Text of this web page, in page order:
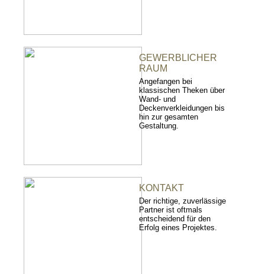
GEWERBLICHER
RAUM
Angefangen bei
klassischen Theken über
Wand- und
Deckenverkleidungen bis
hin zur gesamten
Gestaltung.
KONTAKT
Der richtige, zuverlässige
Partner ist oftmals
entscheidend für den
Erfolg eines Projektes.